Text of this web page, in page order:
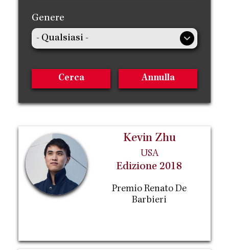
Kevin Zhu
USA
Edizione 2018
Premio Renato De
Barbieri
Genere